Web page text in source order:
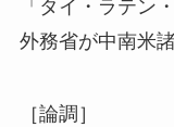
「タイ・ラテン
外務省が中南米
［論調］